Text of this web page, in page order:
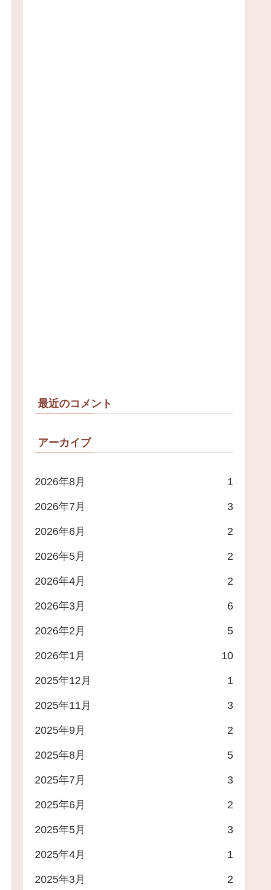
最近のコメント
アーカイブ
2026年8月 1
2026年7月 3
2026年6月 2
2026年5月 2
2026年4月 2
2026年3月 6
2026年2月 5
2026年1月 10
2025年12月 1
2025年11月 3
2025年9月 2
2025年8月 5
2025年7月 3
2025年6月 2
2025年5月 3
2025年4月 1
2025年3月 2